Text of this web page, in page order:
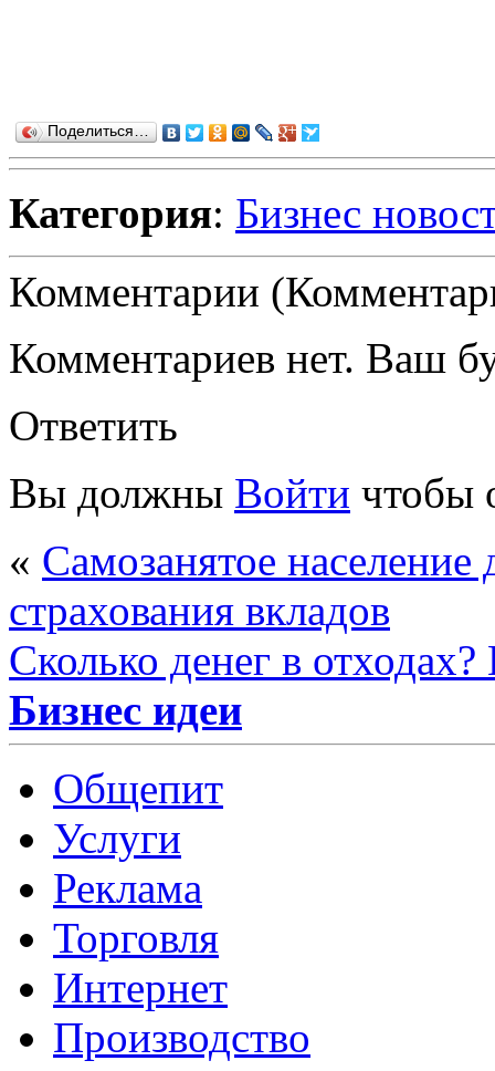
Поделиться…
Категория: Бизнес
Комментарии
Комментариев нет. Ваш
Ответить
Вы должны Войти чтобы
« Самозанятое
страхования вкладов
Сколько денег в
Бизнес идеи
Общепит
Услуги
Реклама
Торговля
Интернет
Производство